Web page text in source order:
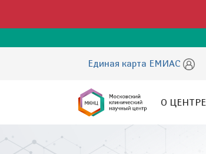
Единая карта ЕМИАС
О ЦЕНТРЕ